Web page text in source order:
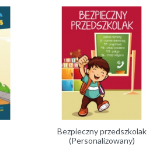
Bezpieczny przedszkolak
(Personalizowany)